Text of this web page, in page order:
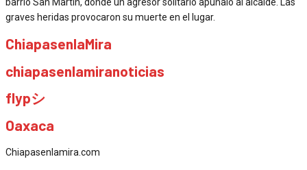
graves heridas provocaron su muerte en el lugar.
ChiapasenlaMira
chiapasenlamiranoticias
flypシ
Oaxaca
Chiapasenlamira.com